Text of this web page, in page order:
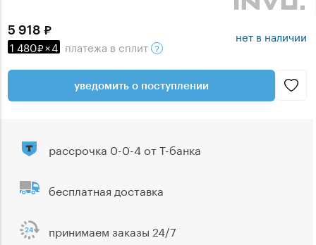
5 918
1 480 ×4 платежа в сплит
нет в наличии
уведомить о поступлении
рассрочка 0-0-4 от Т-банка
бесплатная доставка
принимаем заказы 24/7